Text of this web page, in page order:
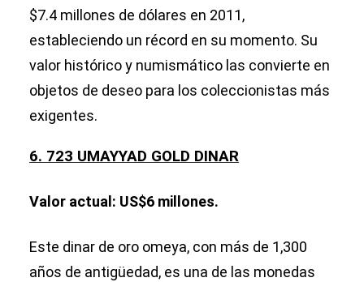
$7.4 millones de dólares en 2011,
estableciendo un récord en su momento. Su
valor histórico y numismático las convierte en
objetos de deseo para los coleccionistas más
exigentes.
6. 723 UMAYYAD GOLD DINAR
Valor actual: US$6 millones.
Este dinar de oro omeya, con más de 1,300
años de antigüedad, es una de las monedas